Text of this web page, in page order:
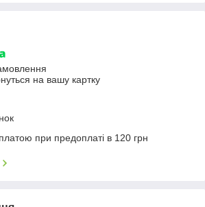
на вашу картку
при предоплаті в 120 грн